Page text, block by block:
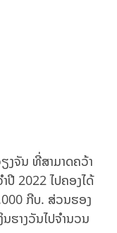
ງຈັນ ທີ່ສາມາດຄວ້າ
ປີ 2022 ໄປຄອງໄດ້
ກີບ. ສ່ວນຮອງ
ນຮາງວັນໄປຈຳນວນ